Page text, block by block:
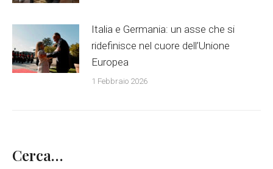
Italia e Germania: un asse che si
ridefinisce nel cuore dell’Unione
Europea
1 Febbraio 2026
Cerca…